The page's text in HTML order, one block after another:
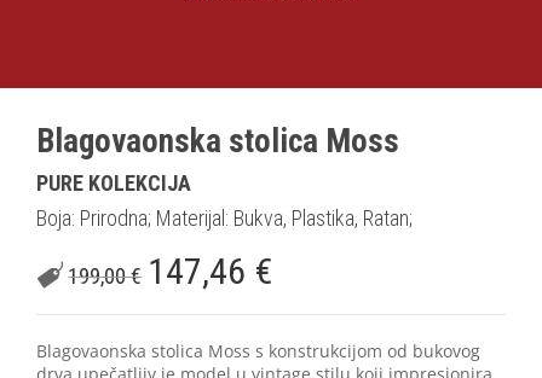
Blagovaonska stolica Moss
PURE KOLEKCIJA
Boja: Prirodna; Materijal: Bukva, Plastika, Ratan;
199,00€ 147,46 €
Blagovaonska stolica Moss s konstrukcijom od bukovog